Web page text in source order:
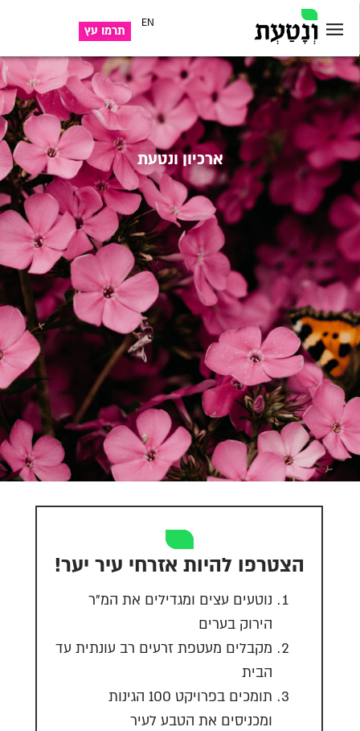
תרמו עץ
EN
ארכיון ונטעת
הצטרפו להיות אזרחי עיר יער!
נוטעים עצים ומגדילים את המ"ר
הירוק בערים
מקבלים מעטפת זרעים רב עונתית עד
הבית
תומכים בפרויקט 100 הגינות
ומכניסים את הטבע לעיר